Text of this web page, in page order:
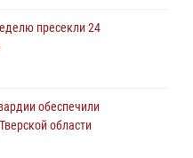
пресекли 24
обеспечили
области